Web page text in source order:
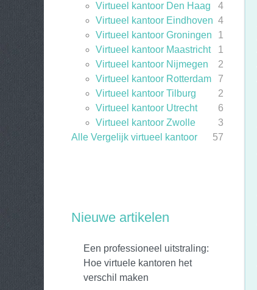
Virtueel kantoor Den Haag
4
Virtueel kantoor Eindhoven 4
Virtueel kantoor Groningen
1
Virtueel kantoor Maastricht
1
Virtueel kantoor Nijmegen
2
Virtueel kantoor Rotterdam
7
Virtueel kantoor Tilburg
2
Virtueel kantoor Utrecht
6
Virtueel kantoor Zwolle
3
Alle Vergelijk virtueel kantoor
57
Nieuwe artikelen
Een professioneel uitstraling:
Hoe virtuele kantoren het
verschil maken